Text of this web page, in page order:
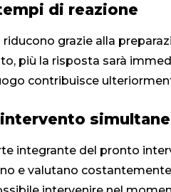
di reazione
grazie alla
più la risposta sarà
contribuisce
integrante del pronto
e valutano